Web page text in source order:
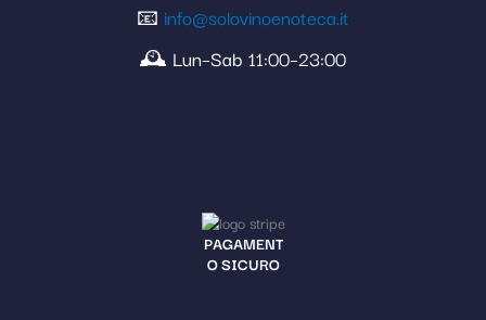
📧 info@solovinoenoteca.it
🕰️ Lun–Sab 11:00–23:00
PAGAMENT
O SICURO